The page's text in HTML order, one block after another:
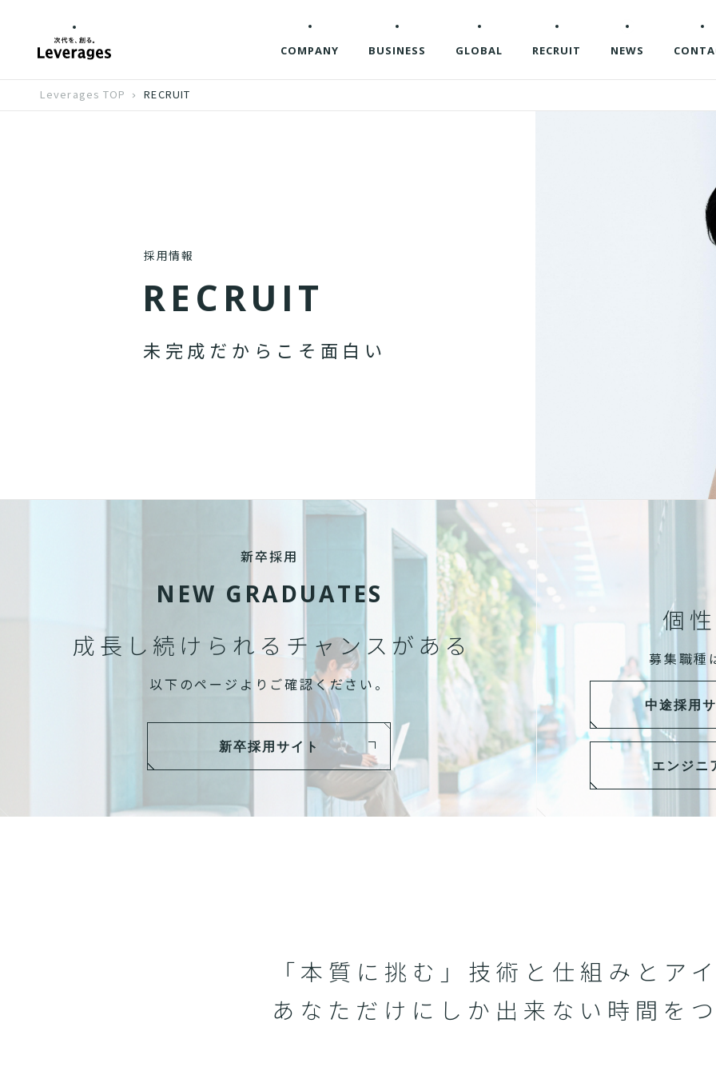
COMPANY BUSINESS GLOBAL RECRUIT NEWS
Leverages TOP RECRUIT
採用情報
RE C RU IT
未 完 成 だ か ら こ そ 面 白 い
新卒採用
NEW GRADUATES
成長し続けられる チャンスがある
以下のページよりご確認ください。
新卒採用サイト
個
募集職種
中途採用
エンジニ
「本質に挑む」技術と仕組みと ア
あなただけにしか 出来ない時間を